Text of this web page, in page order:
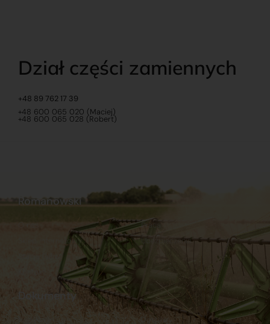
Dział części zamiennych
+48 89 762 17 39
+48 600 065 020 (Maciej)
+48 600 065 028 (Robert)
Dokumenty
Regulamin Dostawy
Romanowski
Sklep internetowy
Praca
Ubezpieczenia